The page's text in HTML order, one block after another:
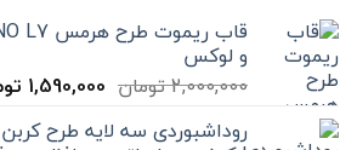
و لوکس
2,000,000تومان قیمت
1,590,000